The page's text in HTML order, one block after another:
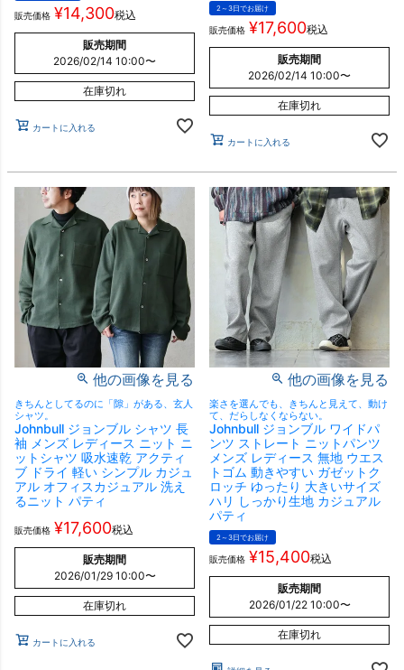
販売価格 ¥14,300税込
販売期間
2026/02/14 10:00〜
在庫切れ
カートに入れる
2～3日でお届け
販売価格 ¥17,600税込
販売期間
2026/02/14 10:00〜
在庫切れ
カートに入れる
他の画像を見る
きちんとしてるのに「隙」がある、玄人
シャツ。
Johnbull ジョンブル シャツ 長
袖 メンズ レディース ニット ニ
ットシャツ 吸水速乾 アクティ
ブ ドライ 軽い シンプル カジュ
アル オフィスカジュアル 洗え
るニット パティ
販売価格 ¥17,600税込
販売期間
2026/01/29 10:00〜
在庫切れ
カートに入れる
他の画像を見る
楽さを選んでも、きちんと見えて、動け
て、だらしなくならない。
Johnbull ジョンブル ワイドパ
ンツ ストレート ニットパンツ
メンズ レディース 無地 ウエス
トゴム 動きやすい ガゼットク
ロッチ ゆったり 大きいサイズ
ハリ しっかり生地 カジュアル
パティ
2～3日でお届け
販売価格 ¥15,400税込
販売期間
2026/01/22 10:00〜
在庫切れ